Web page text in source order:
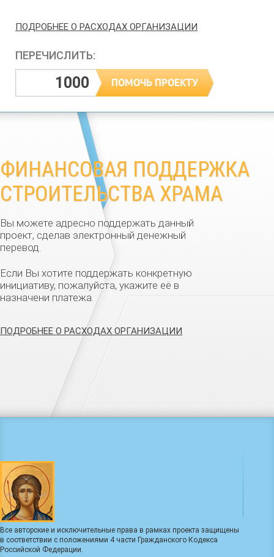
ПОДРОБНЕЕ О РАСХОДАХ ОРГАНИЗАЦИИ
ПЕРЕЧИСЛИТЬ:
ФИНАНСОВАЯ ПОДДЕРЖКА
СТРОИТЕЛЬСТВА ХРАМА
Вы можете адресно поддержать данный
проект, сделав электронный денежный
перевод.
Если Вы хотите поддержать конкретную
инициативу, пожалуйста, укажите её в
назначени платежа.
ПОДРОБНЕЕ О РАСХОДАХ ОРГАНИЗАЦИИ
Все авторские и исключительные права в рамках проекта защищены
в соответствии с положениями 4 части Гражданского Кодекса
Российской Федерации.